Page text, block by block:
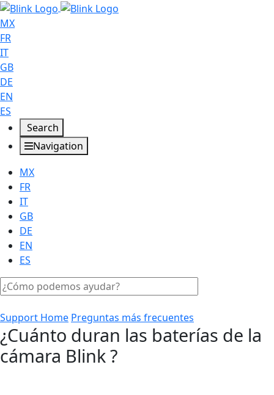
MX
FR
IT
GB
DE
EN
ES
Search
Navigation
MX
FR
IT
GB
DE
EN
ES
Support Home Preguntas más frecuentes
¿Cuánto duran las baterías de la
cámara Blink ?